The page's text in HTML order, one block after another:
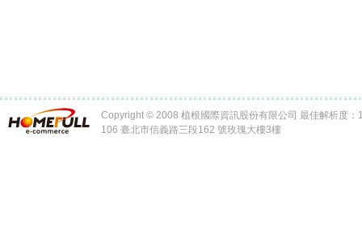
Copyright © 2008 植根國際資訊股份有限公司 最佳解析度：
106 臺北市信義路三段162 號玫瑰大樓3樓